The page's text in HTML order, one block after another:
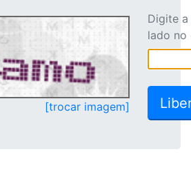
[trocar imagem]
Digite
lado no